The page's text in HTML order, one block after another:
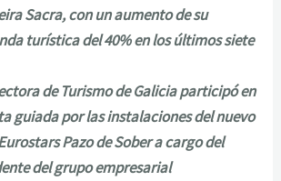
Sacra, con un aumento de su
turística del 40% en los últimos siete
de Turismo de Galicia participó en
guiada por las instalaciones del nuevo
Pazo de Sober a cargo del
del grupo empresarial